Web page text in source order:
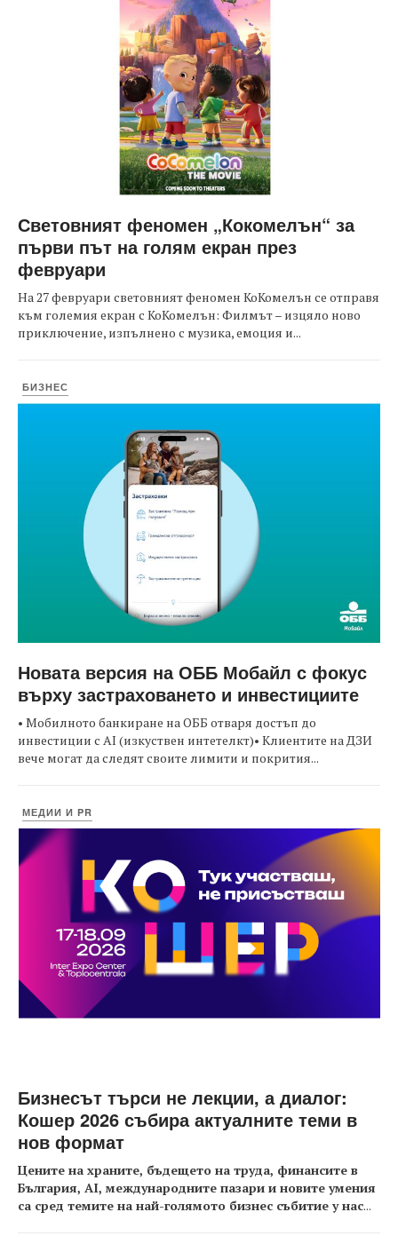
Световният феномен „Кокомелън“ за
първи път на голям екран през
февруари
На 27 февруари световният феномен КоКомелън се отправя
към големия екран с КоКомелън: Филмът – изцяло ново
приключение, изпълнено с музика, емоция и...
БИЗНЕС
Новата версия на ОББ Мобайл с фокус
върху застраховането и инвестициите
• Мобилното банкиране на ОББ отваря достъп до
инвестиции с AI (изкуствен интетелкт)• Клиентите на ДЗИ
вече могат да следят своите лимити и покрития...
МЕДИИ И PR
Бизнесът търси не лекции, а диалог:
Кошер 2026 събира актуалните теми в
нов формат
Цените на храните, бъдещето на труда, финансите в
България, AI, международните пазари и новите умения
са сред темите на най-голямото бизнес събитие у нас...